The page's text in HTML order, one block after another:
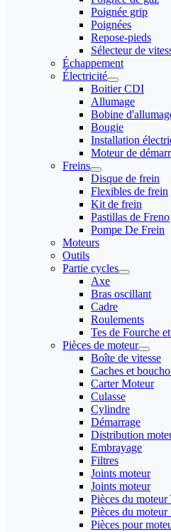
Poignée grip
Poignées
Repose-pieds
Sélecteur de
Échappement
Électricité
Boitier CDI
Allumage
Bobine
Bougie
Installation
Moteur de
Freins
Disque de frein
Flexibles de frein
Kit de frein
Pastillas de Freno
Pompe De Frein
Moteurs
Outils
Partie cycles
Axe
Bras oscillant
Cadre
Roulements
Tes de Fourche
Pièces de moteur
Boîte de vitesse
Caches et
Carter Moteur
Culasse
Cylindre
Démarrage
Distribution
Embrayage
Filtres
Joints moteur
Joints moteur
Pièces du
Pièces du
Pièces pour